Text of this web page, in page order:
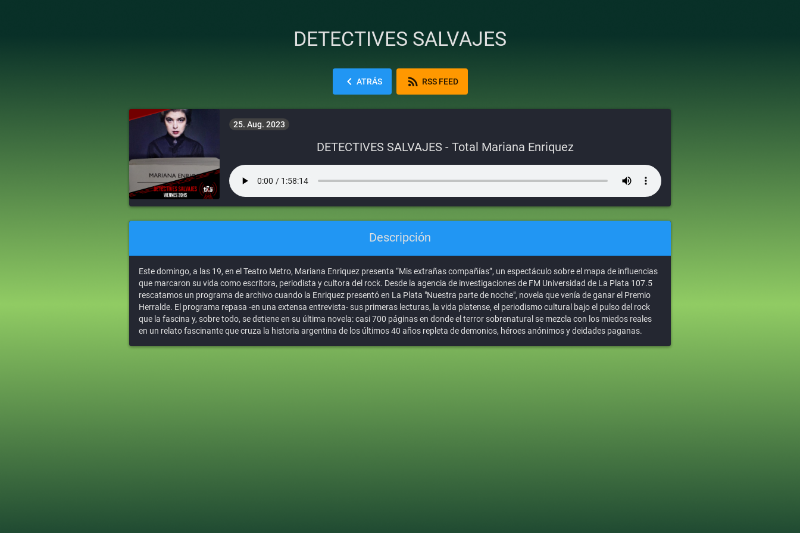
DETECTIVES SALVAJES
chevron_left ATRÁS rss_feed RSS FEED
25. Aug. 2023
DETECTIVES SALVAJES - Total Mariana Enriquez
Descripción
Este domingo, a las 19, en el Teatro Metro, Mariana Enriquez presenta “Mis extrañas compañías”, un espectáculo sobre el mapa de influencias
que marcaron su vida como escritora, periodista y cultora del rock. Desde la agencia de investigaciones de FM Universidad de La Plata 107.5
rescatamos un programa de archivo cuando la Enriquez presentó en La Plata "Nuestra parte de noche", novela que venía de ganar el Premio
Herralde. El programa repasa -en una extensa entrevista- sus primeras lecturas, la vida platense, el periodismo cultural bajo el pulso del rock
que la fascina y, sobre todo, se detiene en su última novela: casi 700 páginas en donde el terror sobrenatural se mezcla con los miedos reales
en un relato fascinante que cruza la historia argentina de los últimos 40 años repleta de demonios, héroes anónimos y deidades paganas.